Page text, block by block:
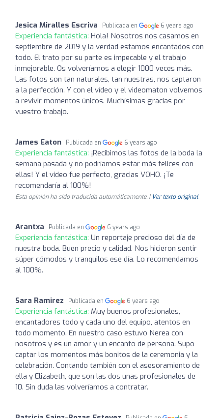
Jesica Miralles Escriva Publicada en 6 years ago
Experiencia fantástica: Hola! Nosotros nos casamos en
septiembre de 2019 y la verdad estamos encantados con
todo. El trato por su parte es impecable y el trabajo
inmejorable. Os volveríamos a elegir 1000 veces más.
Las fotos son tan naturales, tan nuestras, nos captaron
a la perfección. Y con el vídeo y el videomaton volvemos
a revivir momentos únicos. Muchísimas gracias por
vuestro trabajo.
James Eaton Publicada en 6 years ago
Experiencia fantástica: ¡Recibimos las fotos de la boda la
semana pasada y no podríamos estar más felices con
ellas! Y el video fue perfecto, gracias VOHO. ¡Te
recomendaría al 100%!
Esta opinión ha sido traducida automáticamente. | Ver texto original
Arantxa Publicada en 6 years ago
Experiencia fantástica: Un reportaje precioso del día de
nuestra boda. Buen precio y calidad. Nos hicieron sentir
súper cómodos y tranquilos ese día. Lo recomendamos
al 100%.
Sara Ramirez Publicada en 6 years ago
Experiencia fantástica: Muy buenos profesionales,
encantadores todo y cada uno del equipo, atentos en
todo momento. En nuestro caso estuvo Nerea con
nosotros y es un amor y un encanto de persona. Supo
captar los momentos más bonitos de la ceremonia y la
celebración. Contando también con el asesoramiento de
ella y Elizabeth, que son las dos unas profesionales de
10. Sin duda las volveríamos a contratar.